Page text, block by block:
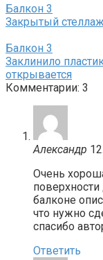
Балкон 3
Закрытый
Балкон 3
Заклинило
открывается
Комментарии: 3
Александр
Очень
балконе
что нужно
спасибо
Ответить